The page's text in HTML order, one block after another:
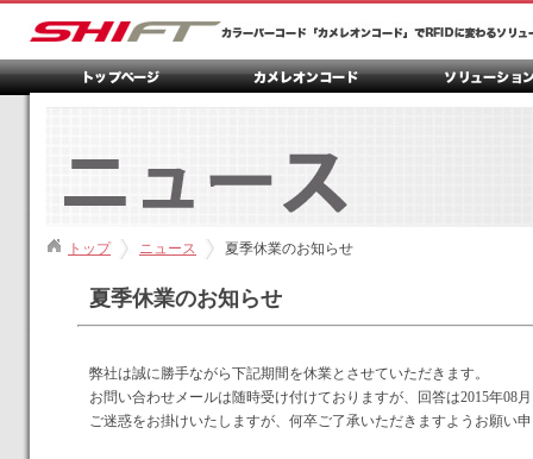
トップ ニュース 夏季休業のお知らせ
夏季休業のお知らせ
弊社は誠に勝手ながら下記期間を休業とさせていただきます。
お問い合わせメールは随時受け付けておりますが、回答は2015年08
ご迷惑をお掛けいたしますが、何卒ご了承いただきますようお願い